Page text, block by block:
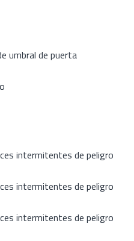
umbral de puerta
intermitentes de peligro
intermitentes de peligro
intermitentes de peligro